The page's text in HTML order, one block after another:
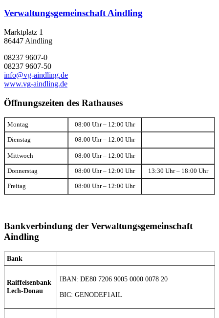
Verwaltungsgemeinschaft Aindling
Marktplatz 1
86447 Aindling
08237 9607-0
08237 9607-50
info@vg-aindling.de
www.vg-aindling.de
Öffnungszeiten des Rathauses
Montag 08:00 Uhr – 12:00 Uhr
Dienstag 08:00 Uhr – 12:00 Uhr
Mittwoch 08:00 Uhr – 12:00 Uhr
Donnerstag 08:00 Uhr – 12:00 Uhr 13:30 Uhr – 18:00 Uhr
Freitag 08:00 Uhr – 12:00 Uhr
Bankverbindung der Verwaltungsgemeinschaft
Aindling
Bank
Raiffeisenbank
Lech-Donau
IBAN: DE80 7206 9005 0000 0078 20
BIC: GENODEF1AIL